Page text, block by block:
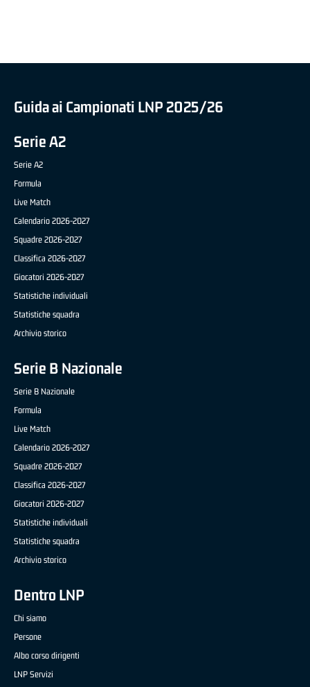
Guida ai Campionati LNP 2025/26
Serie A2
Serie A2
Formula
Live Match
Calendario 2026-2027
Squadre 2026-2027
Classifica 2026-2027
Giocatori 2026-2027
Statistiche individuali
Statistiche squadra
Archivio storico
Serie B Nazionale
Serie B Nazionale
Formula
Live Match
Calendario 2026-2027
Squadre 2026-2027
Classifica 2026-2027
Giocatori 2026-2027
Statistiche individuali
Statistiche squadra
Archivio storico
Dentro LNP
Chi siamo
Persone
Albo corso dirigenti
LNP Servizi